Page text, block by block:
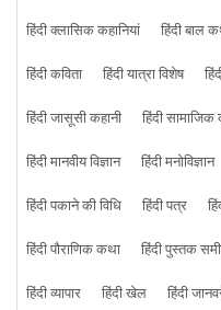
हिंदी क्लासिक कहानियां
हिंदी बाल
हिंदी कविता
हिंदी यात्रा विशेष
हिंदी जासूसी कहानी
हिंदी सामाजिक
हिंदी मानवीय विज्ञान
हिंदी मनोविज्ञान
हिंदी पकाने की विधि
हिंदी पत्र
हिंदी पौराणिक कथा
हिंदी पुस्तक
हिंदी व्यापार
हिंदी खेल हिंदी